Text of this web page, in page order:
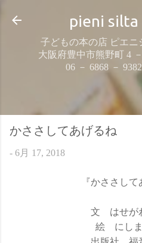
スキップしてメイン
pieni silta
子どもの本の店 ピエニ
大阪府豊中市熊野町 4
06 － 6868 － 9382
かささしてあげるね
- 6月 17, 2018
『かささして
文 はせが
絵 にしま